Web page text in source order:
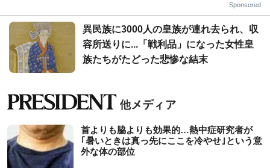
Sponsored
異民族に3000人の皇族が連れ去られ、収
容所送りに...「戦利品」になった女性皇
族たちがたどった悲惨な結末
首よりも脇よりも効果的…熱中症研究者が
｢暑いときは真っ先にここを冷やせ｣という意
外な体の部位